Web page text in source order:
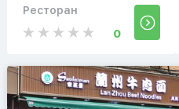
Ресторан
0